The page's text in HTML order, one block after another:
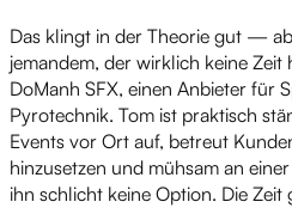
Das klingt in der Theorie gut —
jemandem, der wirklich keine Zeit
DoManh SFX, einen Anbieter für
Pyrotechnik. Tom ist praktisch
Events vor Ort auf, betreut
hinzusetzen und mühsam an
ihn schlicht keine Option. Die Zeit